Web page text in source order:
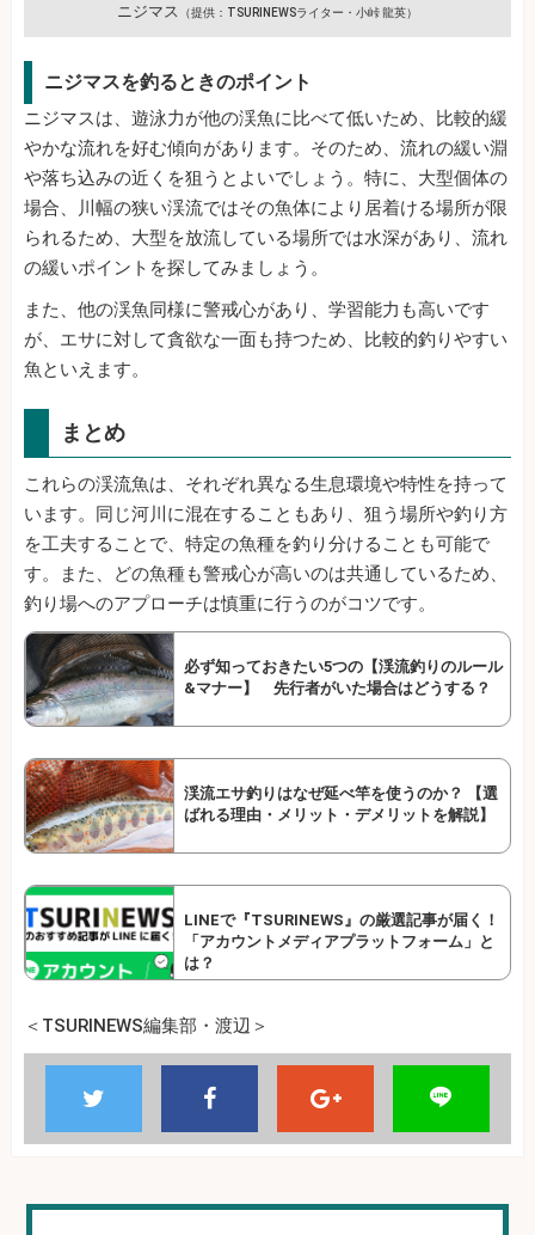
ニジマス （提供：TSURINEWSライター・小峠 龍英）
ニジマスを釣るときのポイント
ニジマスは、遊泳力が他の渓魚に比べて低いため、比較的緩
やかな流れを好む傾向があります。そのため、流れの緩い淵
や落ち込みの近くを狙うとよいでしょう。特に、大型個体の
場合、川幅の狭い渓流ではその魚体により居着ける場所が限
られるため、大型を放流している場所では水深があり、流れ
の緩いポイントを探してみましょう。
また、他の渓魚同様に警戒心があり、学習能力も高いです
が、エサに対して貪欲な一面も持つため、比較的釣りやすい
魚といえます。
まとめ
これらの渓流魚は、それぞれ異なる生息環境や特性を持って
います。同じ河川に混在することもあり、狙う場所や釣り方
を工夫することで、特定の魚種を釣り分けることも可能で
す。また、どの魚種も警戒心が高いのは共通しているため、
釣り場へのアプローチは慎重に行うのがコツです。
必ず知っておきたい5つの【渓流釣りのルール
&マナー】 先行者がいた場合はどうする？
渓流エサ釣りはなぜ延べ竿を使うのか？ 【選
ばれる理由・メリット・デメリットを解説】
LINEで『TSURINEWS』の厳選記事が届く！
「アカウントメディアプラットフォーム」と
は？
＜TSURINEWS編集部・渡辺＞